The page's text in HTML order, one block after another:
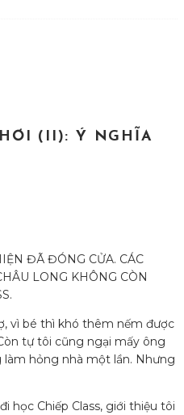
(II): Ý NGHĨA
ĐÃ ĐÓNG CỬA. CÁC
LONG KHÔNG CÒN
vì bé thì khó thêm nếm được
tự tôi cũng ngại mấy ông
hỏng nhà một lần. Nhưng
học Chiếp Class, giới thiệu tôi